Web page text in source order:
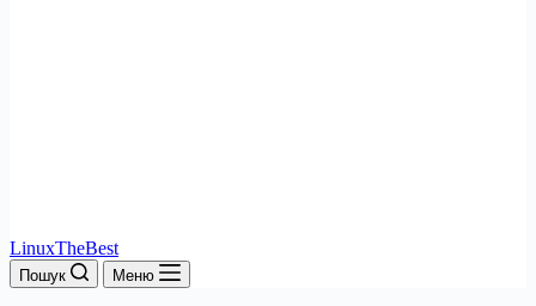
LinuxTheBest
Пошук Меню